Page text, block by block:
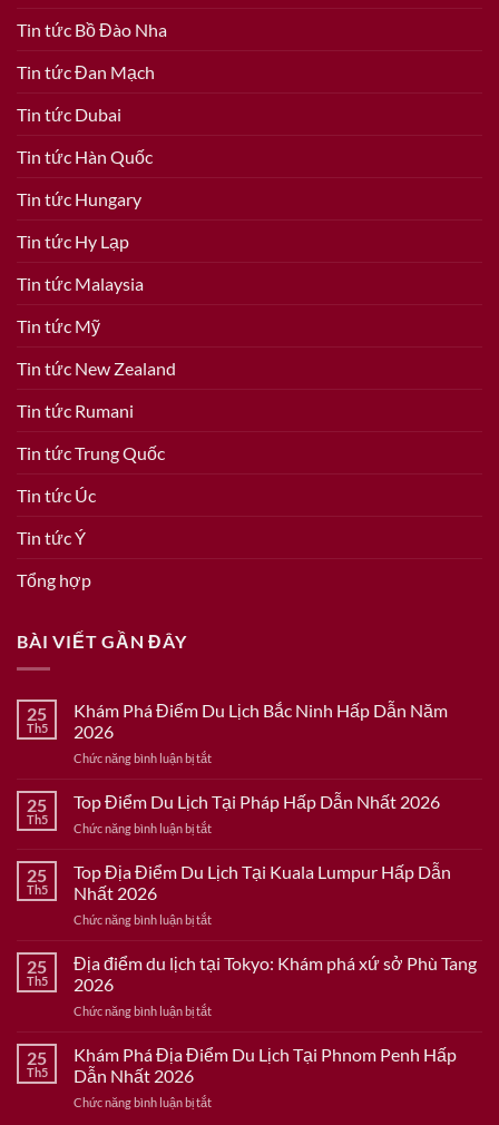
Tin tức Bồ Đào Nha
Tin tức Đan Mạch
Tin tức Dubai
Tin tức Hàn Quốc
Tin tức Hungary
Tin tức Hy Lạp
Tin tức Malaysia
Tin tức Mỹ
Tin tức New Zealand
Tin tức Rumani
Tin tức Trung Quốc
Tin tức Úc
Tin tức Ý
Tổng hợp
BÀI VIẾT GẦN ĐÂY
25
Th5
Khám Phá Điểm Du Lịch Bắc Ninh Hấp Dẫn Năm
2026
Chức năng bình luận bị tắtở
Phá
Điểm
Du
Bắc
Dẫn
2026
25
Th5
Top Điểm Du Lịch Tại Pháp Hấp Dẫn Nhất 2026
Chức năng bình luận bị tắtở
Điểm
Du
Tại
Hấp
2026
25
Th5
Top Địa Điểm Du Lịch Tại Kuala Lumpur Hấp Dẫn
Nhất 2026
Chức năng bình luận bị tắtở
Địa
Điểm
Lịch
Kuala
Dẫn
25
Th5
Địa điểm du lịch tại Tokyo: Khám phá xứ sở Phù Tang
2026
Chức năng bình luận bị tắtở
điểm
du
tại
25
Th5
Khám Phá Địa Điểm Du Lịch Tại Phnom Penh Hấp
Dẫn Nhất 2026
Chức năng bình luận bị tắtở